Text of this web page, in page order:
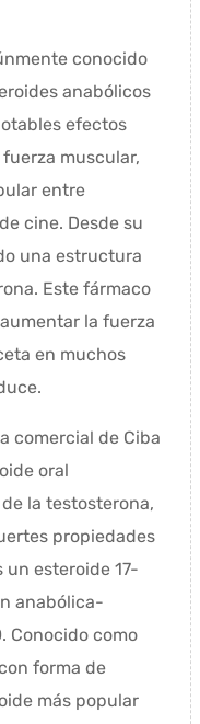
conocido
anabólicos
efectos
muscular,
entre
cine. Desde su
una estructura
Este fármaco
la fuerza
en muchos
comercial de Ciba
oral
la testosterona,
propiedades
un esteroide 17-
anabólica-
Conocido como
forma de
más popular